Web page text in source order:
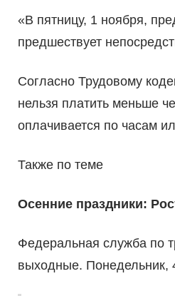
«В пятницу, 1 ноября,
предшествует
Согласно Трудовому
нельзя платить меньше
оплачивается по часам
Также по теме
Осенние праздники:
Федеральная служба по
выходные. Понедельник,